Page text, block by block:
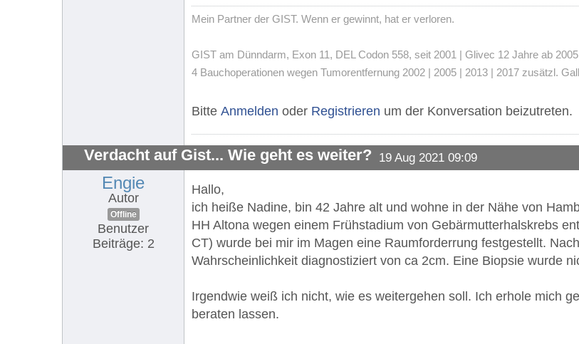
Mein Partner der GIST. Wenn er gewinnt, hat er verloren.
GIST am Dünndarm, Exon 11, DEL Codon 558, seit 2001 | Glivec 12 Jahre ab
4 Bauchoperationen wegen Tumorentfernung 2002 | 2005 | 2013 | 2017 zusätzl.
Bitte Anmelden oder Registrieren um der Konversation beizutreten.
Verdacht auf Gist... Wie geht es weiter? 19 Aug 2021 09:09
Engie
Autor
Offline
Benutzer
Beiträge: 2
Hallo,
ich heiße Nadine, bin 42 Jahre alt und wohne in der Nähe von
HH Altona wegen einem Frühstadium von Gebärmutterhalskrebs
CT) wurde bei mir im Magen eine Raumforderrung festgestellt.
Wahrscheinlichkeit diagnostiziert von ca 2cm. Eine Biopsie wurde
Irgendwie weiß ich nicht, wie es weitergehen soll. Ich erhole mich
beraten lassen.